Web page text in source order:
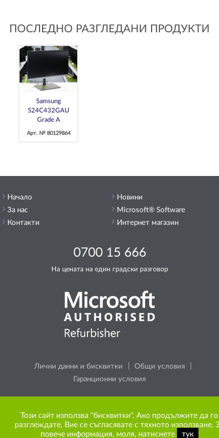
ПОСЛЕДНО РАЗГЛЕДАНИ ПРОДУКТИ
Samsung
S24C432GAU
Grade A
Арт. № 80129864
Начало
За нас
Контакти
0700 15 666
На цената на един градски разговор
Лични данни и бисквитки
Общи условия
Гаранционни условия
Новини
Microsoft® Software
Интернет магазин
Моля, помислете за околната среда, преди да
разпечатате каквото и да е съдържание от сайта.
Този сайт използва "бисквитки". Ако продължите да го
разглеждате, Вие се съгласявате с тяхното използване.
повече информация, моля, натиснете
тук